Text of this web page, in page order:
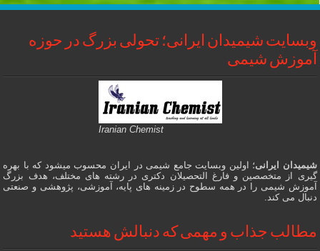
وبسایت شیمیدان ایرانی؛ تحولی بزرگ در حوزه
آموزش شیمی
Iranian Chemist
شیمیدان ایرانی؛ اولین وبسایت جامع شیمی در ایران محسوب میشود که با بهره
گیری از متخصصین و فارغ التحصیلان دکتری در رشته های مختلف، هدف بزرگ
آموزش شیمی را در همه سطوح در زمینه های پایه، آموزشی، پژوهشی و صنعتی
دنبال می کند.
مطالب جذاب و مهمی که دنبالش هستید